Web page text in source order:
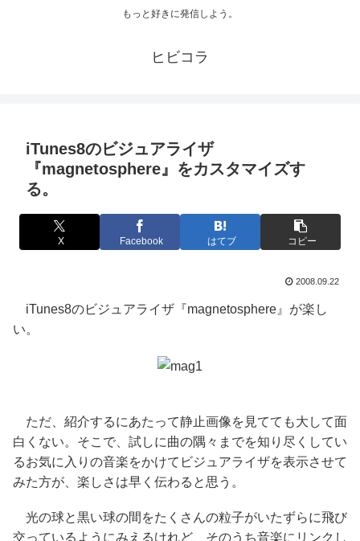
もっと好きに発信しよう。
ヒビコラ
iTunes8のビジュアライザ
『magnetosphere』をカスタマイズす
る。
X Facebook はてブ コピー
2008.09.22
iTunes8のビジュアライザ『magnetosphere』が楽し
い。
ただ、紹介するにあたって静止画像を見てても大して面
白くない。そこで、試しに曲の隅々までを知り尽くしてい
るお気に入りの音楽をかけてビジュアライザを表示させて
みた方が、楽しさは早く伝わると思う。
光の球と黒い球の間をたくさんの粒子がいたずらに飛び
交っているようにみえるけれど、そのうち音楽にリンクし